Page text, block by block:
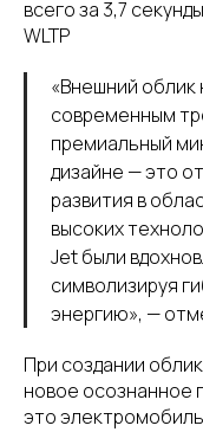
всего за 3,7
WLTP
«Внешний
современным
премиальный
дизайне — это
развития в
высоких
Jet были
символизируя
энергию», —
При создании
новое осознанное
это